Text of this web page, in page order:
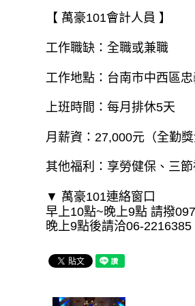
【 萬豪101會計人員 】
工作職缺：全職或兼職
工作地點：台南市中西區
上班時間：每月排休5天
月薪資：27,000元（全勤
其他福利：享勞健保、三
▼ 萬豪101連絡窗口
早上10點~晚上9點 請撥
晚上9點後請洽06-2216385